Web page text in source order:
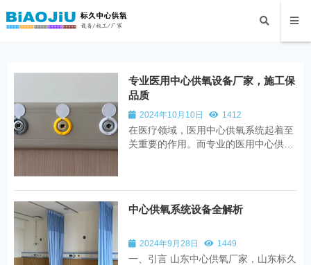
专业医用中心供氧设备厂家，施工保
品质
2024年10月10日 1412
在医疗领域，医用中心供氧系统起着至
关重要的作用。而专业的医用中心供氧
业的焊接工具，每一件设备都经过严格
中心供氧系统设备全解析
2024年9月28日 1449
一、引言 山东中心供氧厂家，山东标久